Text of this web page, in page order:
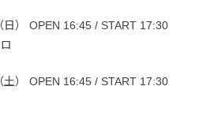
） OPEN 16:45 / START 17:30
） OPEN 16:45 / START 17:30